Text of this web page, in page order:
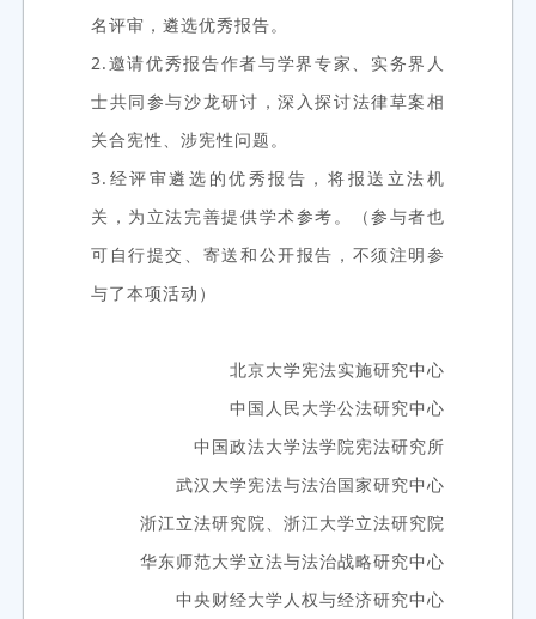
名评审，遴选优秀报告。
2.邀请优秀报告作者与学界专家、实务界人
士共同参与沙龙研讨，深入探讨法律草案相
关合宪性、涉宪性问题。
3.经评审遴选的优秀报告，将报送立法机
关，为立法完善提供学术参考。（参与者也
可自行提交、寄送和公开报告，不须注明参
与了本项活动）
北京大学宪法实施研究中心
中国人民大学公法研究中心
中国政法大学法学院宪法研究所
武汉大学宪法与法治国家研究中心
浙江立法研究院、浙江大学立法研究院
华东师范大学立法与法治战略研究中心
中央财经大学人权与经济研究中心